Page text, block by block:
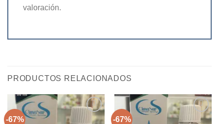
valoración.
PRODUCTOS RELACIONADOS
-67% -67%